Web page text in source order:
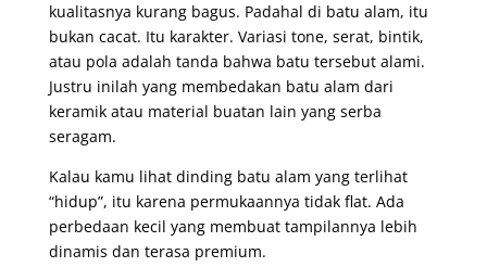
kualitasnya kurang bagus. Padahal di batu alam, itu
bukan cacat. Itu karakter. Variasi tone, serat, bintik,
atau pola adalah tanda bahwa batu tersebut alami.
Justru inilah yang membedakan batu alam dari
keramik atau material buatan lain yang serba
seragam.
Kalau kamu lihat dinding batu alam yang terlihat
“hidup”, itu karena permukaannya tidak flat. Ada
perbedaan kecil yang membuat tampilannya lebih
dinamis dan terasa premium.